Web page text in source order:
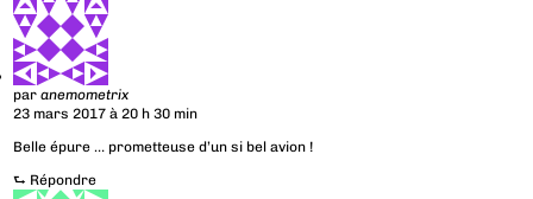
paranemometrix
23 mars 2017 à 20 h 30 min
Belle épure … prometteuse d’un si bel avion !
⮑ Répondre